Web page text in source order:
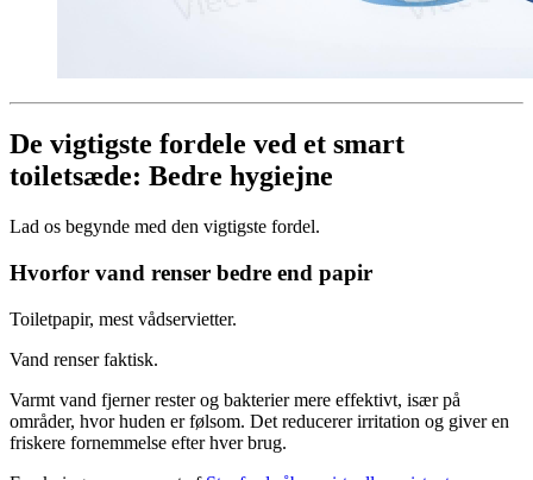
De vigtigste fordele ved et smart
toiletsæde: Bedre hygiejne
Lad os begynde med den vigtigste fordel.
Hvorfor vand renser bedre end papir
Toiletpapir, mest vådservietter.
Vand renser faktisk.
Varmt vand fjerner rester og bakterier mere effektivt, især på
områder, hvor huden er følsom. Det reducerer irritation og giver en
friskere fornemmelse efter hver brug.